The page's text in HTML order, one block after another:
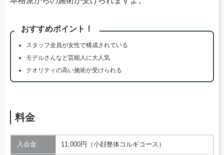
おすすめポイント！
スタッフ全員が女性で構成されている
モデルさんなど芸能人に大人気
クオリティの高い施術が受けられる
料金
入会金 11,000円（小顔整体コルギコース）